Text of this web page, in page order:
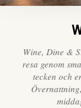
Wine, Dine &
resa genom
tecken och